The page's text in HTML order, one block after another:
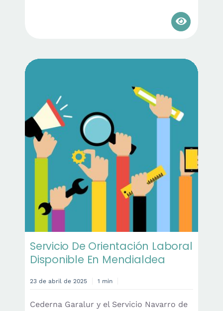
Servicio De Orientación Laboral
Disponible En Mendialdea
23 de abril de 2025 1 min
Cederna Garalur y el Servicio Navarro de